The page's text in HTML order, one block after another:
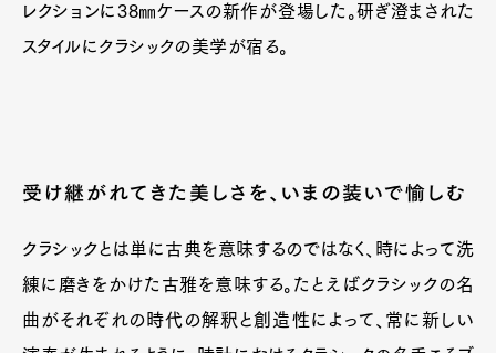
レクションに38㎜ケースの新作が登場した。研ぎ澄まされた
スタイルにクラシックの美学が宿る。
受け継がれてきた美しさを、いまの装いで愉しむ
クラシックとは単に古典を意味するのではなく、時によって洗
練に磨きをかけた古雅を意味する。たとえばクラシックの名
曲がそれぞれの時代の解釈と創造性によって、常に新しい